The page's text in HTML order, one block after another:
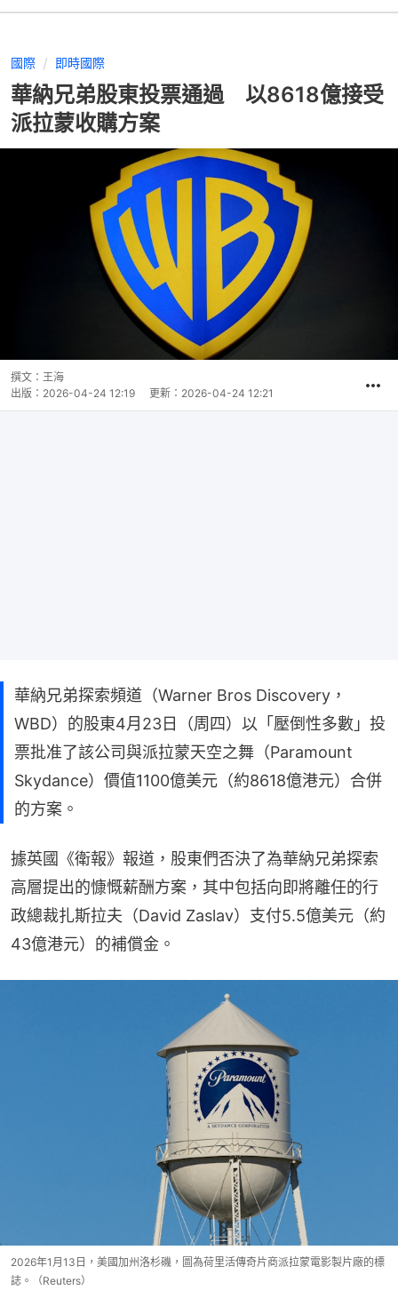
國際 即時國際
華納兄弟股東投票通過 以8618億接受
派拉蒙收購方案
撰文： 王海
出版： 2026-04-24 12:19 更新： 2026-04-24 12:21
華納兄弟探索頻道（Warner Bros Discovery，
WBD）的股東4月23日（周四）以「壓倒性多數」投
票批准了該公司與派拉蒙天空之舞（Paramount
Skydance）價值1100億美元（約8618億港元）合併
的方案。
據英國《衛報》報道，股東們否決了為華納兄弟探索
高層提出的慷慨薪酬方案，其中包括向即將離任的行
政總裁扎斯拉夫（David Zaslav）支付5.5億美元（約
43億港元）的補償金。
2026年1月13日，美國加州洛杉磯，圖為荷里活傳奇片商派拉蒙電影製片廠的標
誌。（Reuters）